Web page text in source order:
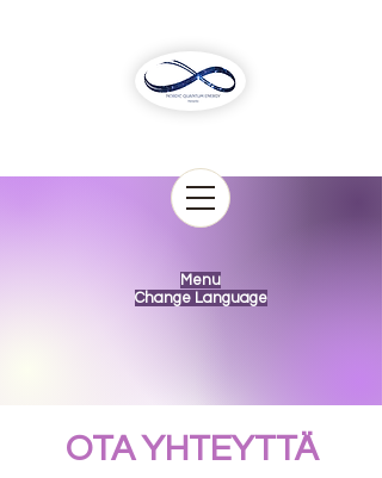
Menu
Change Language
OTA YHTEYTTÄ